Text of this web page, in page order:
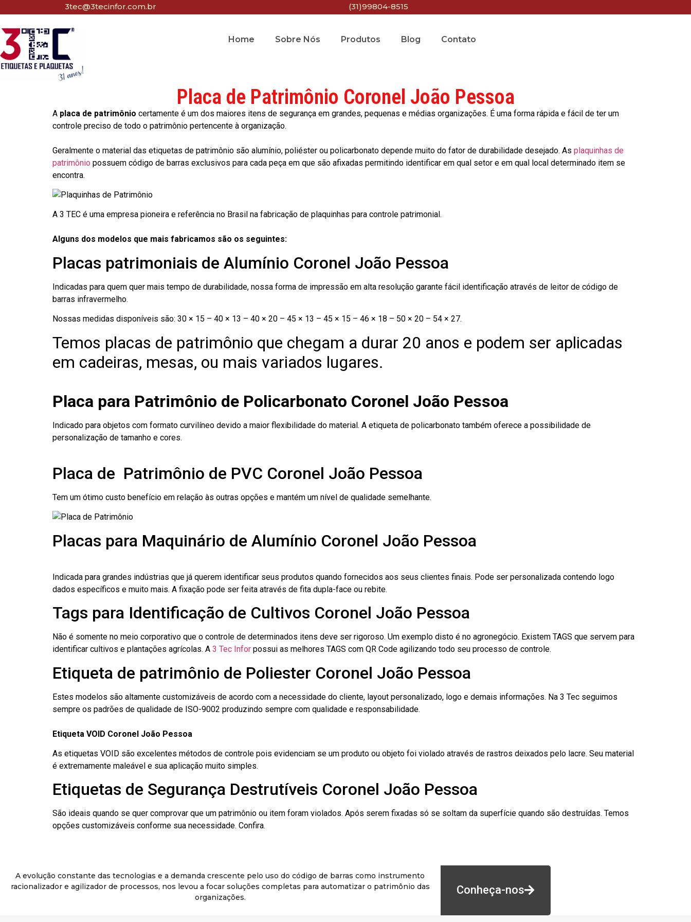
3tec@3tecinfor.com.br (31)99804-8515
Home Sobre Nós Produtos Blog Contato
Placa de Patrimônio Coronel João Pessoa
A placa de patrimônio certamente é um dos maiores itens de segurança em grandes, pequenas e médias organizações. É uma forma rápida e fácil de ter um
controle preciso de todo o patrimônio pertencente à organização.
Geralmente o material das etiquetas de patrimônio são alumínio, poliéster ou policarbonato depende muito do fator de durabilidade desejado. As plaquinhas de
patrimônio possuem código de barras exclusivos para cada peça em que são afixadas permitindo identificar em qual setor e em qual local determinado item se
encontra.
A 3 TEC é uma empresa pioneira e referência no Brasil na fabricação de plaquinhas para controle patrimonial.
Alguns dos modelos que mais fabricamos são os seguintes:
Placas patrimoniais de Alumínio Coronel João Pessoa
Indicadas para quem quer mais tempo de durabilidade, nossa forma de impressão em alta resolução garante fácil identificação através de leitor de código de
barras infravermelho.
Nossas medidas disponíveis são: 30 × 15 – 40 × 13 – 40 × 20 – 45 × 13 – 45 × 15 – 46 × 18 – 50 × 20 – 54 × 27.
Temos placas de patrimônio que chegam a durar 20 anos e podem ser aplicadas
em cadeiras, mesas, ou mais variados lugares.
Placa para Patrimônio de Policarbonato Coronel João Pessoa
Indicado para objetos com formato curvilíneo devido a maior flexibilidade do material. A etiqueta de policarbonato também oferece a possibilidade de
personalização de tamanho e cores.
Placa de Patrimônio de PVC Coronel João Pessoa
Tem um ótimo custo benefício em relação às outras opções e mantém um nível de qualidade semelhante.
Placas para Maquinário de Alumínio Coronel João Pessoa
Indicada para grandes indústrias que já querem identificar seus produtos quando fornecidos aos seus clientes finais. Pode ser personalizada contendo logo
dados específicos e muito mais. A fixação pode ser feita através de fita dupla-face ou rebite.
Tags para Identificação de Cultivos Coronel João Pessoa
Não é somente no meio corporativo que o controle de determinados itens deve ser rigoroso. Um exemplo disto é no agronegócio. Existem TAGS que servem para
identificar cultivos e plantações agrícolas. A 3 Tec Infor possui as melhores TAGS com QR Code agilizando todo seu processo de controle.
Etiqueta de patrimônio de Poliester Coronel João Pessoa
Estes modelos são altamente customizáveis de acordo com a necessidade do cliente, layout personalizado, logo e demais informações. Na 3 Tec seguimos
sempre os padrões de qualidade de ISO-9002 produzindo sempre com qualidade e responsabilidade.
Etiqueta VOID Coronel João Pessoa
As etiquetas VOID são excelentes métodos de controle pois evidenciam se um produto ou objeto foi violado através de rastros deixados pelo lacre. Seu material
é extremamente maleável e sua aplicação muito simples.
Etiquetas de Segurança Destrutíveis Coronel João Pessoa
São ideais quando se quer comprovar que um patrimônio ou item foram violados. Após serem fixadas só se soltam da superfície quando são destruídas. Temos
opções customizáveis conforme sua necessidade. Confira.
A evolução constante das tecnologias e a demanda crescente pelo uso do código de barras como instrumento
racionalizador e agilizador de processos, nos levou a focar soluções completas para automatizar o patrimônio das
organizações.
Conheça-nos